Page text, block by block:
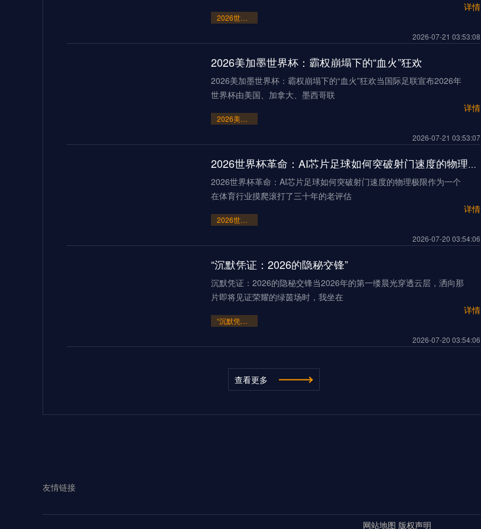
详情
2026世界杯点球大战或刷新历史纪录
2026-07-21 03:53:08
2026美加墨世界杯：霸权崩塌下的“血火”狂欢
2026美加墨世界杯：霸权崩塌下的“血火”狂欢当国际足联宣布2026年
世界杯由美国、加拿大、墨西哥联
详情
2026美加墨世界杯：霸权崩塌下的“血火”狂欢
2026-07-21 03:53:07
2026世界杯革命：AI芯片足球如何突破射门速度的物理极限
2026世界杯革命：AI芯片足球如何突破射门速度的物理极限作为一个
在体育行业摸爬滚打了三十年的老评估
详情
2026世界杯革命：AI芯片足球如何突破射门速度的物理极限
2026-07-20 03:54:06
“沉默凭证：2026的隐秘交锋”
沉默凭证：2026的隐秘交锋当2026年的第一缕晨光穿透云层，洒向那
片即将见证荣耀的绿茵场时，我坐在
详情
“沉默凭证：2026的隐秘交锋”
2026-07-20 03:54:06
多伦多BMOField扩容至45,500座的世界杯声场适配性仿真分析
详情
查看更多
友情链接
网站地图 版权声明